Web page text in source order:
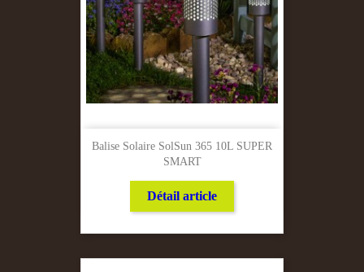
Balise Solaire SolSun 365 10L SUPER
SMART
Détail article